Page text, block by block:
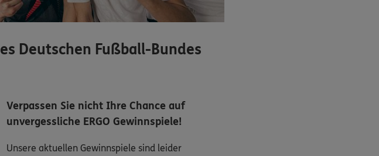
Deutschen Fußball-Bundes
Verpassen Sie nicht Ihre Chance auf
unvergessliche ERGO Gewinnspiele!
Unsere aktuellen Gewinnspiele sind leider